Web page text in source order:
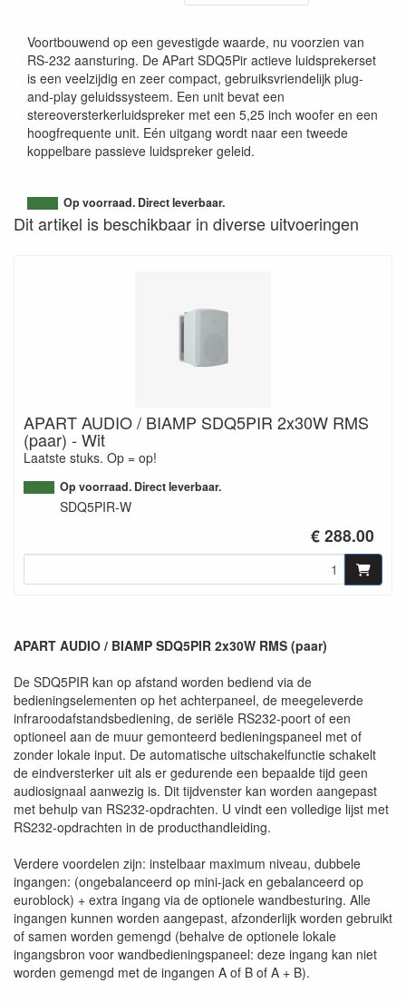
Voortbouwend op een gevestigde waarde, nu voorzien van
RS-232 aansturing. De APart SDQ5Pir actieve luidsprekerset
is een veelzijdig en zeer compact, gebruiksvriendelijk plug-
and-play geluidssysteem. Een unit bevat een
stereoversterkerluidspreker met een 5,25 inch woofer en een
hoogfrequente unit. Eén uitgang wordt naar een tweede
koppelbare passieve luidspreker geleid.
Op voorraad. Direct leverbaar.
Dit artikel is beschikbaar in diverse uitvoeringen
APART AUDIO / BIAMP SDQ5PIR 2x30W RMS
(paar) - Wit
Laatste stuks. Op = op!
Op voorraad. Direct leverbaar.
SDQ5PIR-W
€ 288.00
APART AUDIO / BIAMP SDQ5PIR 2x30W RMS (paar)
De SDQ5PIR kan op afstand worden bediend via de
bedieningselementen op het achterpaneel, de meegeleverde
infraroodafstandsbediening, de seriële RS232-poort of een
optioneel aan de muur gemonteerd bedieningspaneel met of
zonder lokale input. De automatische uitschakelfunctie schakelt
de eindversterker uit als er gedurende een bepaalde tijd geen
audiosignaal aanwezig is. Dit tijdvenster kan worden aangepast
met behulp van RS232-opdrachten. U vindt een volledige lijst met
RS232-opdrachten in de producthandleiding.
Verdere voordelen zijn: instelbaar maximum niveau, dubbele
ingangen: (ongebalanceerd op mini-jack en gebalanceerd op
euroblock) + extra ingang via de optionele wandbesturing. Alle
ingangen kunnen worden aangepast, afzonderlijk worden gebruikt
of samen worden gemengd (behalve de optionele lokale
ingangsbron voor wandbedieningspaneel: deze ingang kan niet
worden gemengd met de ingangen A of B of A + B).